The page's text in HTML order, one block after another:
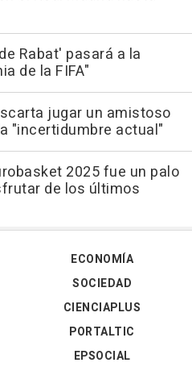
Rabat' pasará a la
de la FIFA"
jugar un amistoso
"incertidumbre actual"
2025 fue un palo
de los últimos
ECONOMÍA
SOCIEDAD
CIENCIAPLUS
PORTALTIC
EPSOCIAL